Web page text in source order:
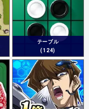
テーブル
(124)